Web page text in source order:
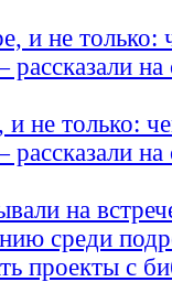
и не только:
на
среди
проекты с